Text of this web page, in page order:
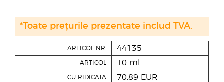
ARTICOL NR. 44135
ARTICOL 10 ml
CU RIDICATA 70,89 EUR
*Toate prețurile prezentate includ TVA.